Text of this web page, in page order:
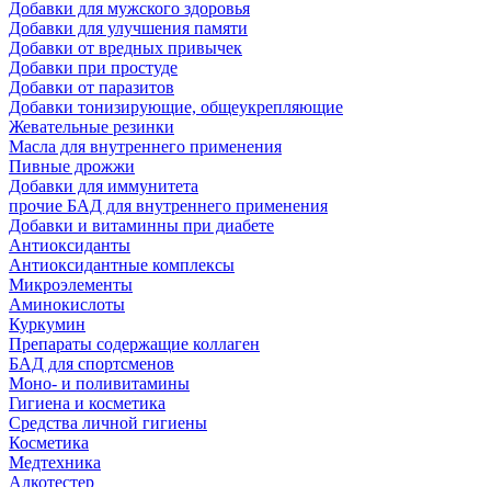
Добавки для мужского здоровья
Добавки для улучшения памяти
Добавки от вредных привычек
Добавки при простуде
Добавки от паразитов
Добавки тонизирующие, общеукрепляющие
Жевательные резинки
Масла для внутреннего применения
Пивные дрожжи
Добавки для иммунитета
прочие БАД для внутреннего применения
Добавки и витаминны при диабете
Антиоксиданты
Антиоксидантные комплексы
Микроэлементы
Аминокислоты
Куркумин
Препараты содержащие коллаген
БАД для спортсменов
Моно- и поливитамины
Гигиена и косметика
Средства личной гигиены
Косметика
Медтехника
Алкотестер